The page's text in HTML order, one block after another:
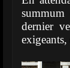
dernier